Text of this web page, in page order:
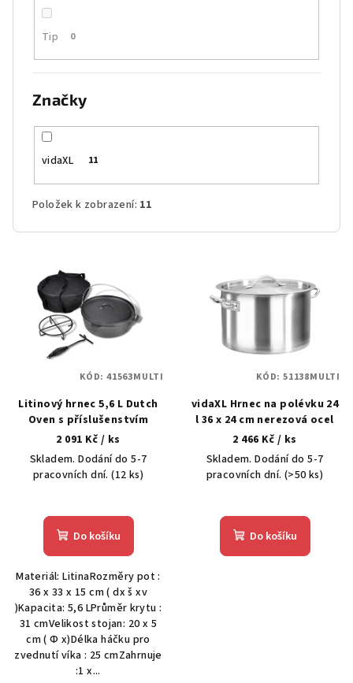
Tip 0
Značky
vidaXL 11
Položek k zobrazení: 11
Litinový hrnec 5,6 L Dutch
Oven s příslušenstvím
2 091 Kč / ks
Skladem. Dodání do 5-7
pracovních dní.(12 ks)
Do košíku
Materiál: LitinaRozměry pot :
36 x 33 x 15 cm ( dx š xv
)Kapacita: 5,6 LPrůměr krytu :
31 cmVelikost stojan: 20 x 5
cm ( Φ x)Délka háčku pro
zvednutí víka : 25 cmZahrnuje
:1 x...
KÓD: 41563MULTI
vidaXL Hrnec na polévku 24
l 36 x 24 cm nerezová ocel
2 466 Kč / ks
Skladem. Dodání do 5-7
pracovních dní.(>50 ks)
Do košíku
KÓD: 51138MULTI